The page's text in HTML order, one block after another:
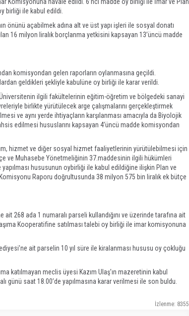
birliği ile kabul edildi.
önünü açabilmek adına alt ve üst yapı işleri ile sosyal donatı
16 milyon liralık borçlanma yetkisini kapsayan 13’üncü madde
komisyondan gelen raporların oylanmasına geçildi.
geldikleri şekliyle kabulüne oy birliği ile karar verildi.
ilgili fakültelerinin eğitim-öğretim ve bölgedeki sanayi
birlikte yürütülecek arge çalışmalarını gerçekleştirmek
ve aynı yerde ihtiyaçların karşılanması amacıyla da Biyolojik
edilmesi hususlarını kapsayan 4’üncü madde komisyondan
hizmet ve diğer sosyal hizmet faaliyetlerinin yürütülebilmesi için
ve Muhasebe Yönetmeliğinin 37.maddesinin ilgili hükümleri
hususunun oybirliği ile kabul edildiğine ilişkin Plan ve
Raporu doğrultusunda 38 milyon 575 bin liralık ek bütçe
268 ada 1 numaralı parseli kullandığını ve üzerinde tarafına ait
Kooperatifine satılması talebi oy birliği ile imar komisyonuna
ait parselin 10 yıl süre ile kiralanması hususu oy çokluğu
katılmayan meclis üyesi Kazım Ulaş’ın mazeretinin kabul
günü saat 18.00’de yapılmasına karar verilmesi ile son buldu.
İzlenme: 8355